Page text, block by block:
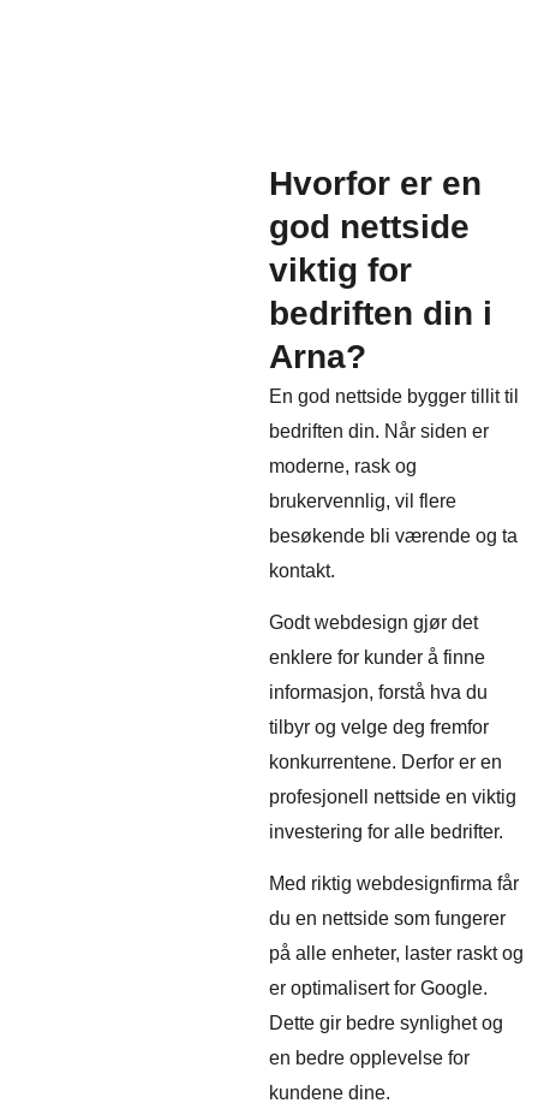
Hvorfor er en
god nettside
viktig for
bedriften din i
Arna?
En god nettside bygger tillit til
bedriften din. Når siden er
moderne, rask og
brukervennlig, vil flere
besøkende bli værende og ta
kontakt.
Godt webdesign gjør det
enklere for kunder å finne
informasjon, forstå hva du
tilbyr og velge deg fremfor
konkurrentene. Derfor er en
profesjonell nettside en viktig
investering for alle bedrifter.
Med riktig webdesignfirma får
du en nettside som fungerer
på alle enheter, laster raskt og
er optimalisert for Google.
Dette gir bedre synlighet og
en bedre opplevelse for
kundene dine.